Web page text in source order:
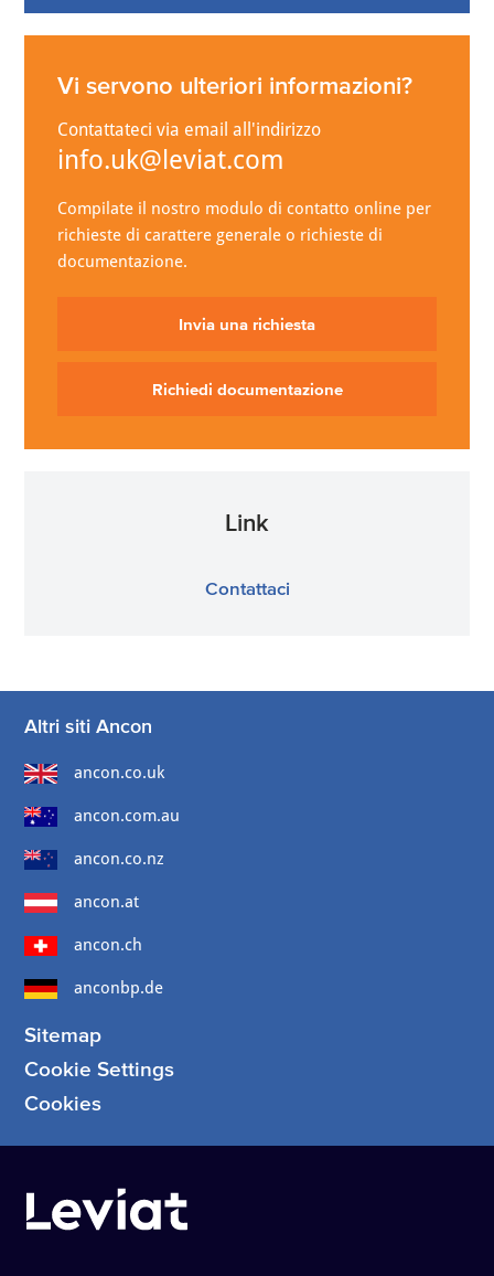
Vi servono ulteriori informazioni?
Contattateci via email all'indirizzo
info.uk@leviat.com
Compilate il nostro modulo di contatto online per
richieste di carattere generale o richieste di
documentazione.
Invia una richiesta
Richiedi documentazione
Link
Contattaci
Altri siti Ancon
ancon.co.uk
ancon.com.au
ancon.co.nz
ancon.at
ancon.ch
anconbp.de
Sitemap
Cookie Settings
Cookies